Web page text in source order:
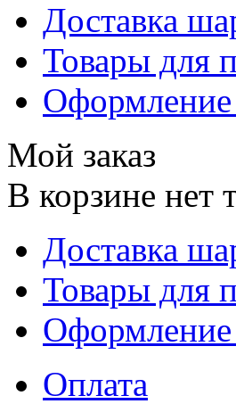
Доставка
Товары для
Оформление
Мой заказ
В корзине нет
Доставка
Товары для
Оформление
Оплата